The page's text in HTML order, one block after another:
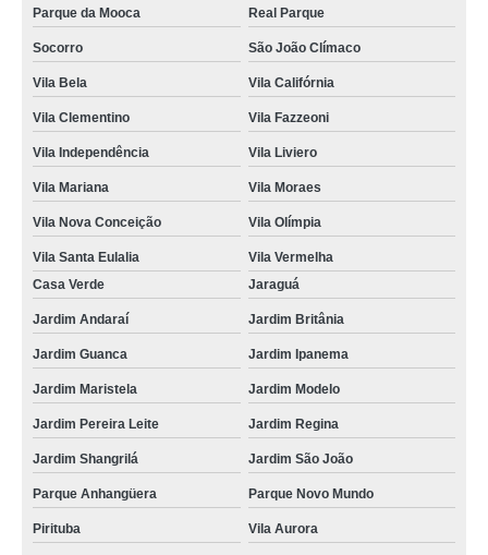
Parque da Mooca Real Parque
Socorro São João Clímaco
Vila Bela Vila Califórnia
Vila Clementino Vila Fazzeoni
Vila Independência Vila Liviero
Vila Mariana Vila Moraes
Vila Nova Conceição Vila Olímpia
Vila Santa Eulalia
Vila Vermelha
Casa Verde
Jaraguá
Jardim Andaraí Jardim Britânia
Jardim Guanca Jardim Ipanema
Jardim Maristela Jardim Modelo
Jardim Pereira Leite Jardim Regina
Jardim Shangrilá Jardim São João
Parque Anhangüera Parque Novo Mundo
Pirituba Vila Aurora